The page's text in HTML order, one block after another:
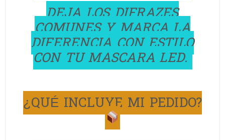
DEJA LOS DIFRAZES
COMUNES Y MARCA LA
DIFERENCIA CON ESTILO
CON TU MASCARA LED.
¿QUÉ INCLUYE MI PEDIDO?